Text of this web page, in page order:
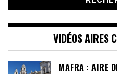
VIDÉOS AIRES
MAFRA : AIRE